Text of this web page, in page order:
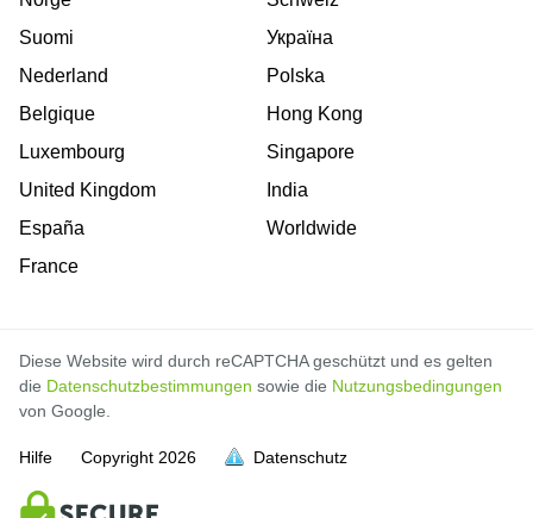
Suomi
Nederland
Belgique
Luxembourg
United Kingdom
España
France
Україна
Polska
Hong Kong
Singapore
India
Worldwide
Diese Website wird durch reCAPTCHA geschützt und es gelten
die Datenschutzbestimmungen sowie die Nutzungsbedingungen
von Google.
Hilfe Copyright 2026 Datenschutz